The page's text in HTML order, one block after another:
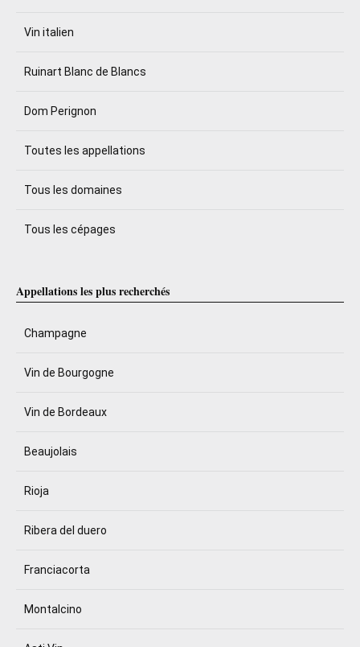
Vin italien
Ruinart Blanc de Blancs
Dom Perignon
Toutes les appellations
Tous les domaines
Tous les cépages
Appellations les plus recherchés
Champagne
Vin de Bourgogne
Vin de Bordeaux
Beaujolais
Rioja
Ribera del duero
Franciacorta
Montalcino